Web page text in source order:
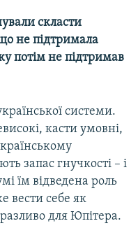
скласти
не підтримала
потім не підтримав
системи.
касти умовні,
запас гнучкості – і
їм відведена роль
вести себе як
для Юпітера.